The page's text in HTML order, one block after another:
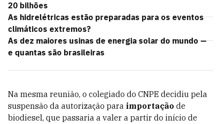
20 bilhões
As hidrelétricas estão preparadas para os eventos
climáticos extremos?
As dez maiores usinas de energia solar do mundo —
e quantas são brasileiras
Na mesma reunião, o colegiado do CNPE decidiu pela
suspensão da autorização para importação de
biodiesel, que passaria a valer a partir do início de